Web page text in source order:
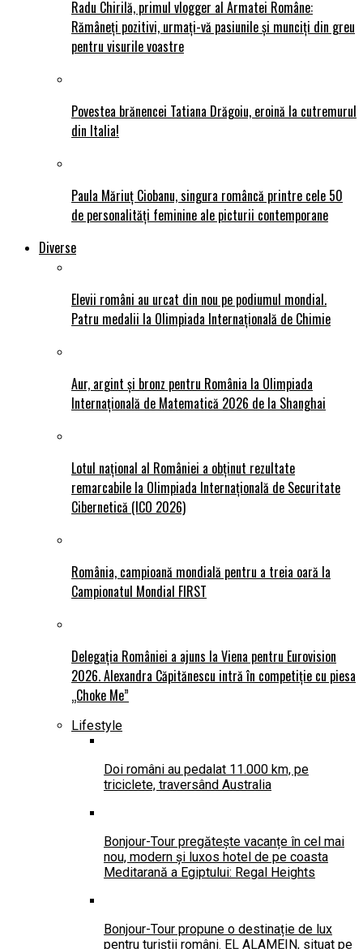
Radu Chirilă, primul vlogger al Armatei Române:
Rămâneți pozitivi, urmați-vă pasiunile și munciți din greu
pentru visurile voastre
Povestea brănencei Tatiana Drăgoiu, eroină la cutremurul
din Italia!
Paula Măriuț Ciobanu, singura româncă printre cele 50
de personalități feminine ale picturii contemporane
Diverse
Elevii români au urcat din nou pe podiumul mondial.
Patru medalii la Olimpiada Internațională de Chimie
Aur, argint și bronz pentru România la Olimpiada
Internațională de Matematică 2026 de la Shanghai
Lotul național al României a obținut rezultate
remarcabile la Olimpiada Internațională de Securitate
Cibernetică (ICO 2026)
România, campioană mondială pentru a treia oară la
Campionatul Mondial FIRST
Delegația României a ajuns la Viena pentru Eurovision
2026. Alexandra Căpitănescu intră în competiție cu piesa
„Choke Me”
Lifestyle
Doi români au pedalat 11.000 km, pe
triciclete, traversând Australia
Bonjour-Tour pregătește vacanțe în cel mai
nou, modern și luxos hotel de pe coasta
Meditarană a Egiptului: Regal Heights
Bonjour-Tour propune o destinație de lux
pentru turiștii români. EL ALAMEIN, situat pe